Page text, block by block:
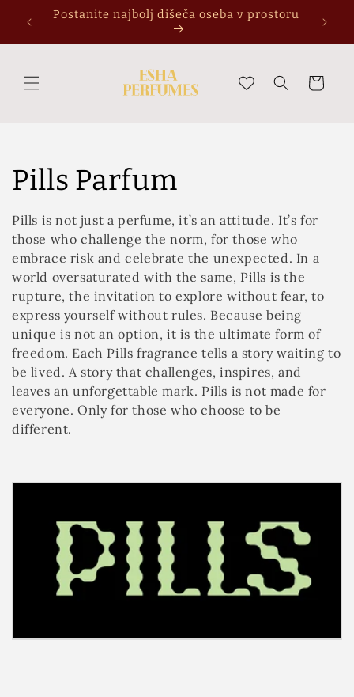
na
Postanite najbolj dišeča oseba v prostoru
Košarica
Z
b
i
r
k
a
:
Pills Parfum
Pills is not just a perfume, it’s an attitude. It’s for
those who challenge the norm, for those who
embrace risk and celebrate the unexpected. In a
world oversaturated with the same, Pills is the
rupture, the invitation to explore without fear, to
express yourself without rules. Because being
unique is not an option, it is the ultimate form of
freedom. Each Pills fragrance tells a story waiting to
be lived. A story that challenges, inspires, and
leaves an unforgettable mark. Pills is not made for
everyone. Only for those who choose to be
different.